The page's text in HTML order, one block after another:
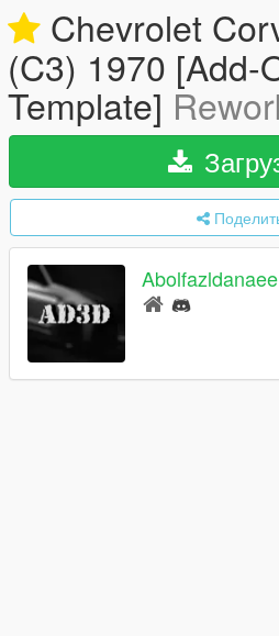
Chevrolet
(C3) 1970 [Add-
Template]
Abolfazldanaee